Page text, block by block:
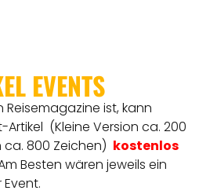
EVENTS
ist, kann
(Kleine Version ca. 200
ca. 800 Zeichen) kostenlos
Besten wären jeweils ein